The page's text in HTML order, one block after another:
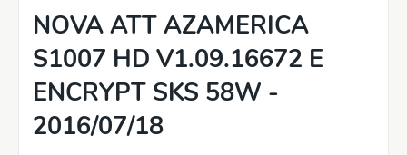
NOVA ATT AZAMERICA
S1007 HD V1.09.16672 E
ENCRYPT SKS 58W -
2016/07/18